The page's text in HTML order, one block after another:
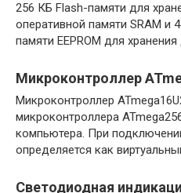
256 КБ Flash-памяти для
оперативной памяти SRAM и
памяти EEPROM для
Микроконтроллер
Микроконтроллер
микроконтроллера
компьютера. При
определяется как
Светодиодная